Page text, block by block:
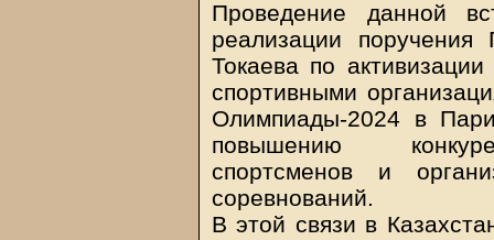
Проведение данной
реализации поручения
Токаева по
спортивными
Олимпиады-2024 в
повышению
спортсменов и
соревнований.
В этой связи в